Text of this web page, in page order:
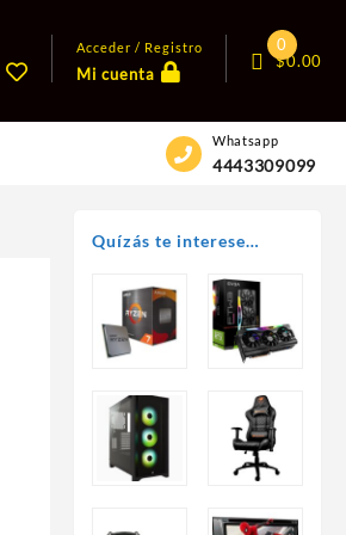
Acceder / Registro
Mi cuenta
0
$0.00
Whatsapp
4443309099
Quízás te interese…